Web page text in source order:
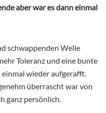
aber war es dann einmal
schwappenden Welle
Toleranz und eine bunte
einmal wieder aufgerafft.
überrascht war von
ganz persönlich.